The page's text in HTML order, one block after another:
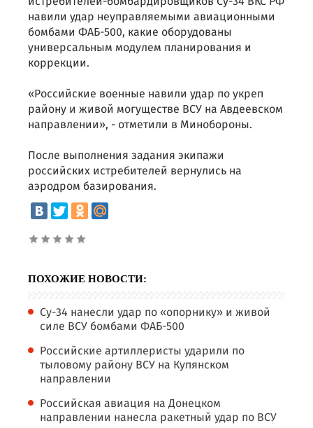
навили удар неуправляемыми авиационными
бомбами ФАБ-500, какие оборудованы
универсальным модулем планирования и
коррекции.
«Российские военные навили удар по укреп
району и живой могуществе ВСУ на Авдеевском
направлении», - отметили в Минобороны.
После выполнения задания экипажи
российских истребителей вернулись на
аэродром базирования.
ПОХОЖИЕ НОВОСТИ:
Су-34 нанесли удар по «опорнику» и живой
силе ВСУ бомбами ФАБ-500
Российские артиллеристы ударили по
тыловому району ВСУ на Купянском
направлении
Российская авиация на Донецком
направлении нанесла ракетный удар по ВСУ